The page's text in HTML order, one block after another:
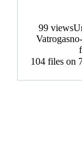
99 views
104 files on